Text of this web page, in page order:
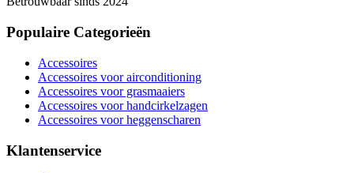
Populaire Categorieën
Accessoires
Accessoires voor airconditioning
Accessoires voor grasmaaiers
Accessoires voor handcirkelzagen
Accessoires voor heggenscharen
Klantenservice